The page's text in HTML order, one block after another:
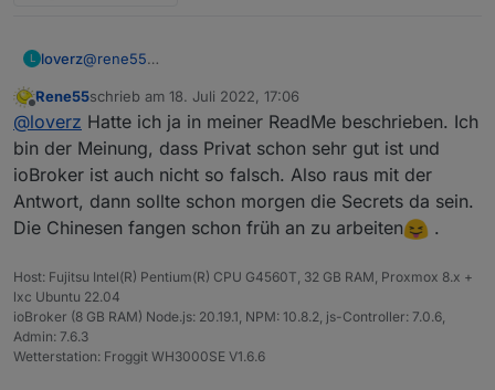
L loverz@rene55
*Hi,
I need to ask which platform are you using?
What role are you? Are you an individual, O&M provider,
manufacturer or distributor?
Can you tell me your E-mail address for api?
Why do you apply for api?*
Kann ich da ehrlich sein und sagen, dass ich Privat bin
und iobroker nutzen möchte?
Was habt ihr so geantwortet?
Offline
Rene55schrieb am 18. Juli 2022, 17:06
zuletzt editiert von
@loverz Hatte ich ja in meiner ReadMe beschrieben. Ich
bin der Meinung, dass Privat schon sehr gut ist und
ioBroker ist auch nicht so falsch. Also raus mit der
Antwort, dann sollte schon morgen die Secrets da sein.
Die Chinesen fangen schon früh an zu arbeiten
.
Host: Fujitsu Intel(R) Pentium(R) CPU G4560T, 32 GB RAM, Proxmox 8.x +
lxc Ubuntu 22.04
ioBroker (8 GB RAM) Node.js: 20.19.1, NPM: 10.8.2, js-Controller: 7.0.6,
Admin: 7.6.3
Wetterstation: Froggit WH3000SE V1.6.6